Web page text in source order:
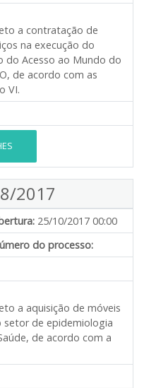
a contratação de
na execução do
do Acesso ao Mundo do
de acordo com as
VI.
2017
25/10/2017 00:00
do processo:
a aquisição de móveis
de epidemiologia
de acordo com a